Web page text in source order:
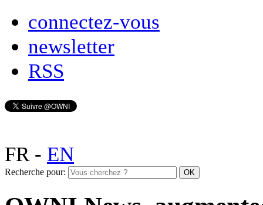
connectez-vous
newsletter
RSS
FR- EN
Recherche pour: